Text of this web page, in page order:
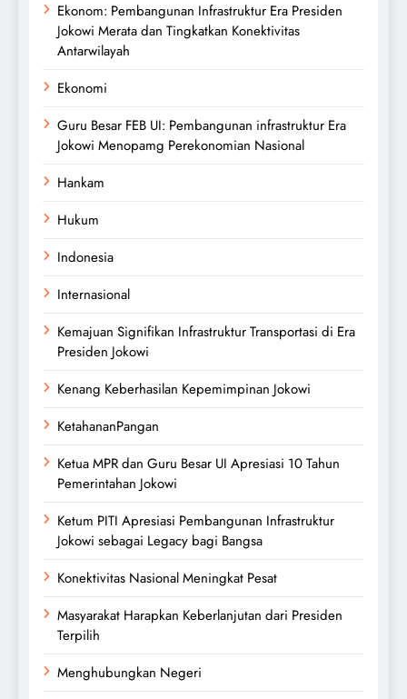
Ekonom: Pembangunan Infrastruktur Era Presiden
Jokowi Merata dan Tingkatkan Konektivitas
Antarwilayah
Ekonomi
Guru Besar FEB UI: Pembangunan infrastruktur Era
Jokowi Menopamg Perekonomian Nasional
Hankam
Hukum
Indonesia
Internasional
Kemajuan Signifikan Infrastruktur Transportasi di Era
Presiden Jokowi
Kenang Keberhasilan Kepemimpinan Jokowi
KetahananPangan
Ketua MPR dan Guru Besar UI Apresiasi 10 Tahun
Pemerintahan Jokowi
Ketum PITI Apresiasi Pembangunan Infrastruktur
Jokowi sebagai Legacy bagi Bangsa
Konektivitas Nasional Meningkat Pesat
Masyarakat Harapkan Keberlanjutan dari Presiden
Terpilih
Menghubungkan Negeri